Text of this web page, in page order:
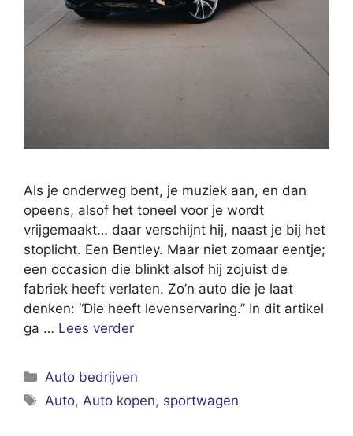
Als je onderweg bent, je muziek aan, en dan
opeens, alsof het toneel voor je wordt
vrijgemaakt… daar verschijnt hij, naast je bij het
stoplicht. Een Bentley. Maar niet zomaar eentje;
een occasion die blinkt alsof hij zojuist de
fabriek heeft verlaten. Zo’n auto die je laat
denken: “Die heeft levenservaring.” In dit artikel
ga … Lees verder
Categorieën
Auto bedrijven
Tags
Auto,Auto kopen, sportwagen